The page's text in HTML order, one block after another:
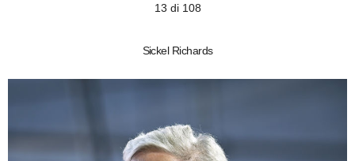
13 di 108
Sickel Richards